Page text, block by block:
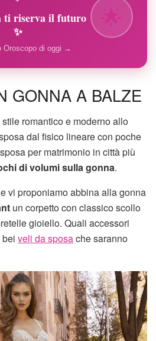
ti riserva il futuro
✨
Oroscopo di oggi →
GONNA A BALZE
romantico e moderno allo
dal fisico lineare con poche
per matrimonio in città più
di volumi sulla gonna.
vi proponiamo abbina alla gonna
un corpetto con classico scollo
gioiello. Quali accessori
veli da sposache saranno